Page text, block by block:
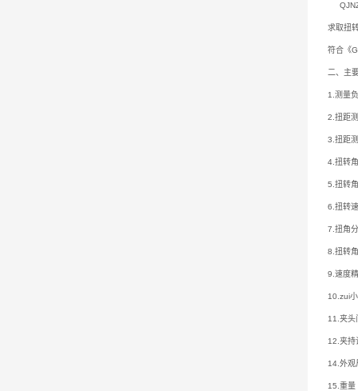
QJNZ
求取扭
符合《
二、主
1.测
2.扭距
3.扭距
4.扭转
5.扭转
6.扭转
7.扭
8.扭
9.速
10.zui
11.夹头
12.夹
14.外
15.